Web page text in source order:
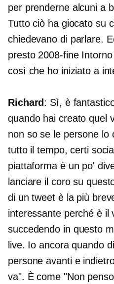
per prenderne alcuni a
Tutto ciò ha giocato su
chiedevano di parlare.
presto 2008-fineIntorno
così che ho iniziato a
Richard: Sì, è
quando hai creato quel
non so se le persone lo
tutto il tempo, certi
piattaforma è un po'
lanciare il coro su
di un tweet è la più
interessante perché è il
succedendo in questo
live. Io ancora quando
persone avanti e
va". È come "Non